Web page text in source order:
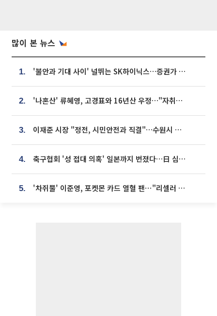
많이 본 뉴스
1. '불안과 기대 사이' 널뛰는 SK하이닉스…증권가 "HBM4·LTA 기반 펀터멘털 견고"
2. '나혼산' 류혜영, 고경표와 16년산 우정…"자취방서 부모님과 마주쳐"
3. 이재준 시장 "정전, 시민안전과 직결"…수원시 비상대응체계 가동
4. 축구협회 '성 접대 의혹' 일본까지 번졌다…日 심판 실명 공개
5. '차쥐뿔' 이준영, 포켓몬 카드 열혈 팬⋯"리셀러 처단할 것"